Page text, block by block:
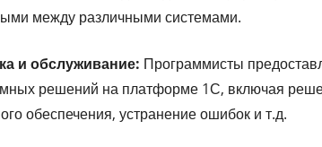
между различными системами.
и обслуживание: Программисты
решений на платформе 1С, включая
обеспечения, устранение ошибок и т.д.